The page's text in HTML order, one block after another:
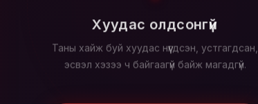
Хуудас олдсонгүй
Таны хайж буй хуудас нүүгдсэн, устгагдсан,
эсвэл хэзээ ч байгаагүй байж магадгүй.